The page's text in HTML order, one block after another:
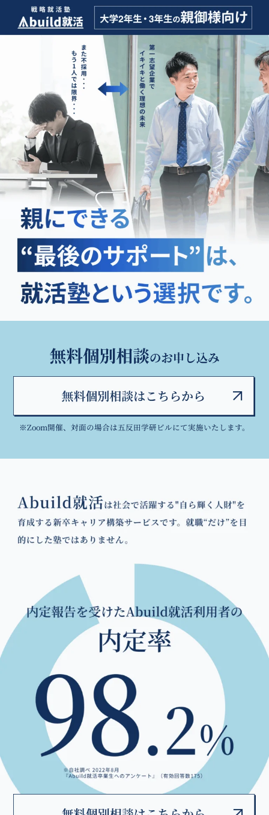
※Zoom開催、対面の場合は五反田学研ビルにて実施いたします。